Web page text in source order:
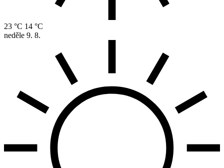
23 °C 14 °C
neděle 9. 8.